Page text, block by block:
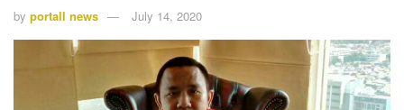
by portall news July 14, 2020